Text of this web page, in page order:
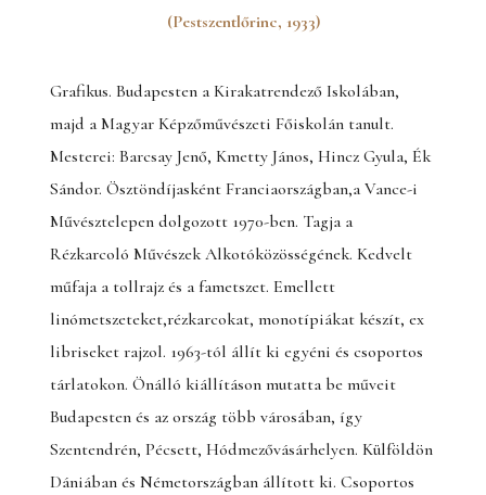
(Pestszentlőrinc, 1933)
Grafikus. Budapesten a Kirakatrendező Iskolában,
majd a Magyar Képzőművészeti Főiskolán tanult.
Mesterei: Barcsay Jenő, Kmetty János, Hincz Gyula, Ék
Sándor. Ösztöndíjasként Franciaországban,a Vance-i
Művésztelepen dolgozott 1970-ben. Tagja a
Rézkarcoló Művészek Alkotóközösségének. Kedvelt
műfaja a tollrajz és a fametszet. Emellett
linómetszeteket,rézkarcokat, monotípiákat készít, ex
libriseket rajzol. 1963-tól állít ki egyéni és csoportos
tárlatokon. Önálló kiállításon mutatta be műveit
Budapesten és az ország több városában, így
Szentendrén, Pécsett, Hódmezővásárhelyen. Külföldön
Dániában és Németországban állított ki. Csoportos